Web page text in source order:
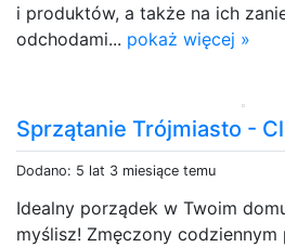
i produktów, a także na ich
odchodami... pokaż więcej »
Sprzątanie Trójmiasto -
Dodano: 5 lat 3 miesiące temu
Idealny porządek w Twoim
myślisz! Zmęczony